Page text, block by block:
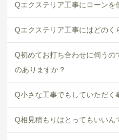
Qエクステリア工事にローンを
Qエクステリア工事にはどのく
Q初めてお打ち合わせに伺うの
のありますか？
Q小さな工事でもしていただく
Q相見積もりはとってもいいん